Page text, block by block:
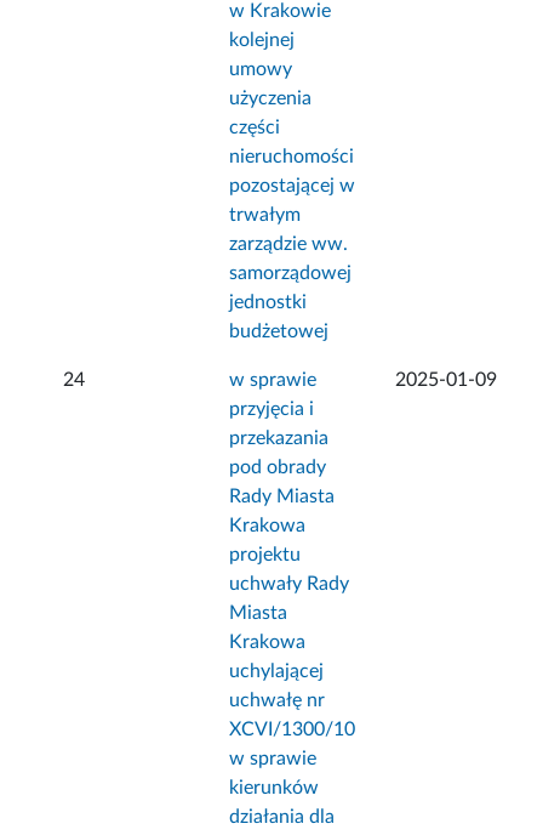
w Krakowie
kolejnej
umowy
użyczenia
części
nieruchomości
pozostającej w
trwałym
zarządzie ww.
samorządowej
jednostki
budżetowej
24
w sprawie
przyjęcia i
przekazania
pod obrady
Rady Miasta
Krakowa
projektu
uchwały Rady
Miasta
Krakowa
uchylającej
uchwałę nr
XCVI/1300/10
w sprawie
kierunków
działania dla
2025-01-09